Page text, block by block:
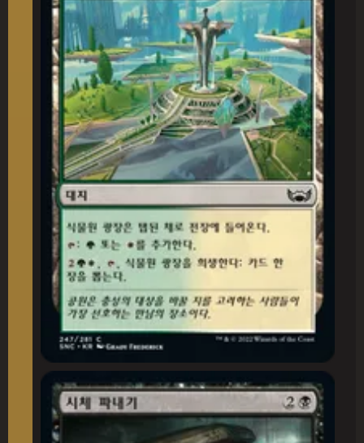
시체 파내기